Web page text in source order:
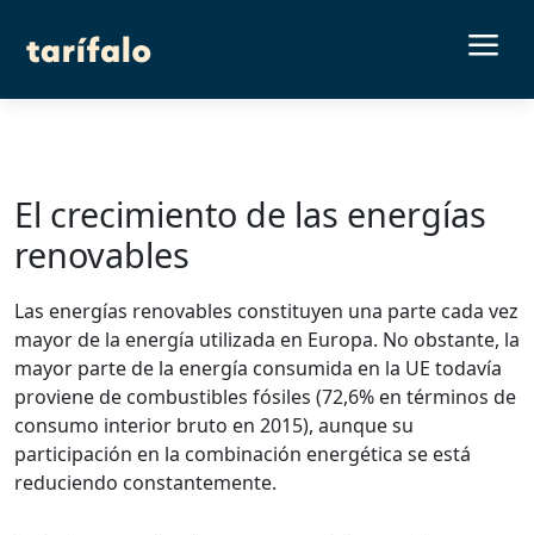
a
El crecimiento de las energías
renovables
Las energías renovables constituyen una parte cada vez
mayor de la energía utilizada en Europa. No obstante, la
mayor parte de la energía consumida en la UE todavía
proviene de combustibles fósiles (72,6% en términos de
consumo interior bruto en 2015), aunque su
participación en la combinación energética se está
reduciendo constantemente.